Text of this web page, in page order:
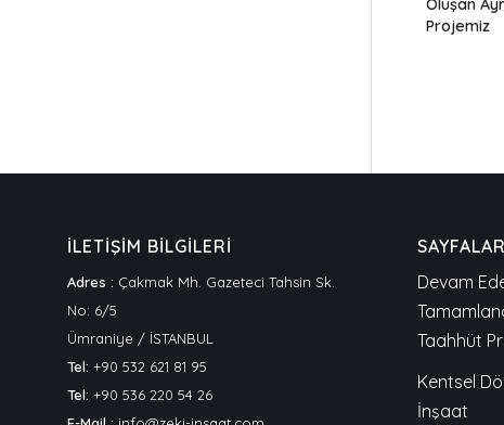
Oluşan
Projemiz
İLETİŞİM BİLGİLERİ
Adres : Çakmak Mh. Gazeteci Tahsin Sk.
No: 6/5
Ümraniye / İSTANBUL
Tel: +90 532 621 81 95
Tel: +90 536 220 54 26
Devam
Taahhüt
Kentsel
İnşaat